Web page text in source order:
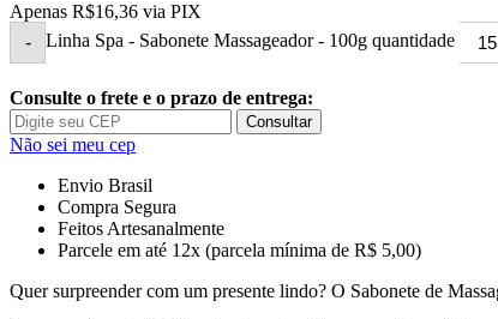
Apenas R$16,36 via PIX
-
Linha Spa - Sabonete Massageador - 100g quantidade
Consulte o frete e o prazo de entrega:
Consultar
Não sei meu cep
Envio Brasil
Compra Segura
Feitos Artesanalmente
Parcele em até 12x (parcela mínima de R$ 5,00)
Quer surpreender com um presente lindo? O Sabonete de